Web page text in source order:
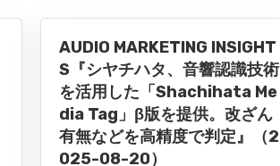
AUDIO MARKETING INSIGHT
S『シヤチハタ、音響認識技術
を活用した「Shachihata Me
dia Tag」β版を提供。改ざん
有無などを高精度で判定』（2
025-08-20）